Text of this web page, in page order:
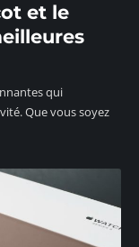
et le
qui
Que vous soyez